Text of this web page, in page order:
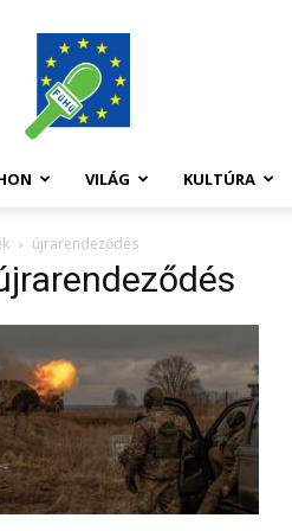
FüHü
VILÁG KULTÚRA
újrarendeződés